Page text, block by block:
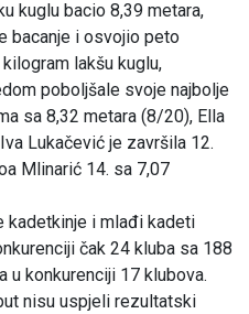
kuglu bacio 8,39 metara,
bacanje i osvojio peto
lakšu kuglu,
poboljšale svoje najbolje
sa 8,32 metara (8/20), Ella
Lukačević je završila 12.
Mlinarić 14. sa 7,07
kadetkinje i mlađi kadeti
čak 24 kluba sa 188
u konkurenciji 17 klubova.
nisu uspjeli rezultatski